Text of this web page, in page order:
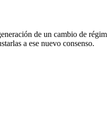
de un cambio de
a ese nuevo consenso.